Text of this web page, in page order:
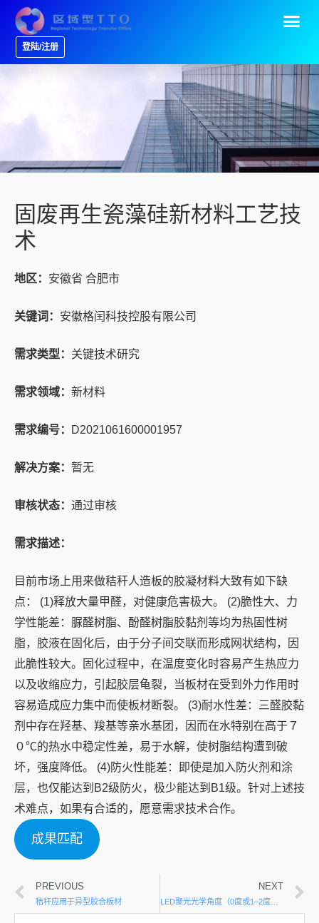
登陆/注册
固废再生瓷藻硅新材料工艺技
术
地区： 安徽省 合肥市
关键词： 安徽格闰科技控股有限公司
需求类型： 关键技术研究
需求领域： 新材料
需求编号： D2021061600001957
解决方案： 暂无
审核状态： 通过审核
需求描述：
目前市场上用来做秸秆人造板的胶凝材料大致有如下缺
点： (1)释放大量甲醛，对健康危害极大。 (2)脆性大、力
学性能差：脲醛树脂、酚醛树脂胶黏剂等均为热固性树
脂，胶液在固化后，由于分子间交联而形成网状结构，因
此脆性较大。固化过程中，在温度变化时容易产生热应力
以及收缩应力，引起胶层龟裂，当板材在受到外力作用时
容易造成应力集中而使板材断裂。 (3)耐水性差：三醛胶黏
剂中存在羟基、羧基等亲水基团，因而在水特别在高于７
０℃的热水中稳定性差，易于水解，使树脂结构遭到破
坏，强度降低。 (4)防火性能差：即使是加入防火剂和涂
层，也仅能达到B2级防火，极少能达到B1级。针对上述技
术难点，如果有合适的，愿意需求技术合作。
成果匹配
PREVIOUS
秸秆应用于异型胶合板材
NEXT
LED聚光光学角度（0度或1–2度高精准光束打光到物体上）